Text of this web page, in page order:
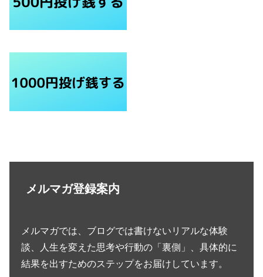
メルマガ登録案内
メルマガでは、ブログでは書けないリアルな体験
談、人生を変えた思考や行動の「裏側」、具体的に
結果を出すためのステップをお届けしています。